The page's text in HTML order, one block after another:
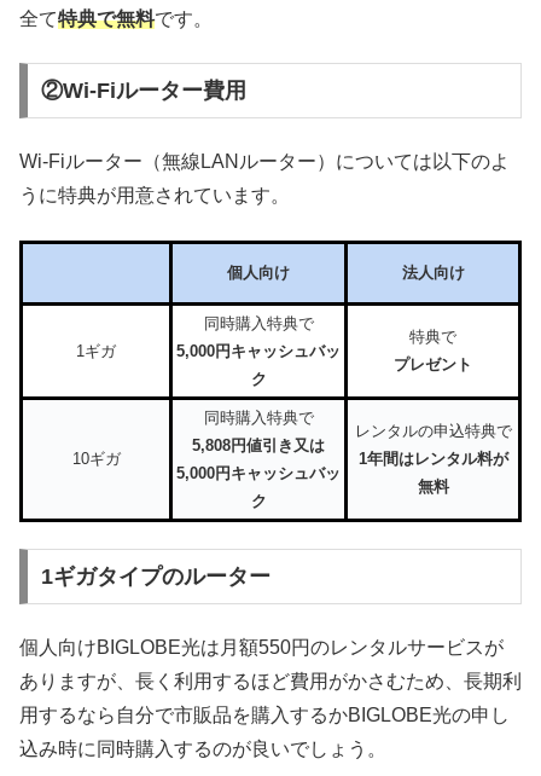
全て特典で無料です。
②Wi-Fiルーター費用
Wi-Fiルーター（無線LANルーター）については以下のよ
うに特典が用意されています。
個人向け 法人向け
1ギガ
同時購入特典で
5,000円キャッシュバッ
ク
特典で
プレゼント
10ギガ
同時購入特典で
5,808円値引き又は
5,000円キャッシュバッ
ク
レンタルの申込特典で
1年間はレンタル料が
無料
1ギガタイプのルーター
個人向けBIGLOBE光は月額550円のレンタルサービスが
ありますが、長く利用するほど費用がかさむため、長期利
用するなら自分で市販品を購入するかBIGLOBE光の申し
込み時に同時購入するのが良いでしょう。